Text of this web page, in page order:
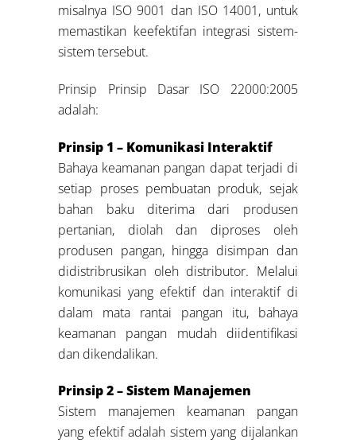
misalnya ISO 9001 dan ISO 14001, untuk
memastikan keefektifan integrasi sistem-
sistem tersebut.
Prinsip Prinsip Dasar ISO 22000:2005
adalah:
Prinsip 1 – Komunikasi Interaktif
Bahaya keamanan pangan dapat terjadi di
setiap proses pembuatan produk, sejak
bahan baku diterima dari produsen
pertanian, diolah dan diproses oleh
produsen pangan, hingga disimpan dan
didistribrusikan oleh distributor. Melalui
komunikasi yang efektif dan interaktif di
dalam mata rantai pangan itu, bahaya
keamanan pangan mudah diidentifikasi
dan dikendalikan.
Prinsip 2 – Sistem Manajemen
Sistem manajemen keamanan pangan
yang efektif adalah sistem yang dijalankan